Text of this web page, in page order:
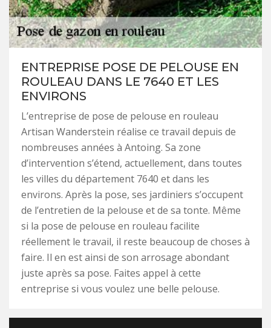
ENTREPRISE POSE DE PELOUSE EN
ROULEAU DANS LE 7640 ET LES
ENVIRONS
L’entreprise de pose de pelouse en rouleau
Artisan Wanderstein réalise ce travail depuis de
nombreuses années à Antoing. Sa zone
d’intervention s’étend, actuellement, dans toutes
les villes du département 7640 et dans les
environs. Après la pose, ses jardiniers s’occupent
de l’entretien de la pelouse et de sa tonte. Même
si la pose de pelouse en rouleau facilite
réellement le travail, il reste beaucoup de choses à
faire. Il en est ainsi de son arrosage abondant
juste après sa pose. Faites appel à cette
entreprise si vous voulez une belle pelouse.